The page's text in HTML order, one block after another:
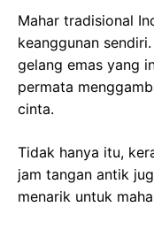
Mahar tradisional
keanggunan
gelang emas yang
permata
cinta.
Tidak hanya itu,
jam tangan antik
menarik untuk